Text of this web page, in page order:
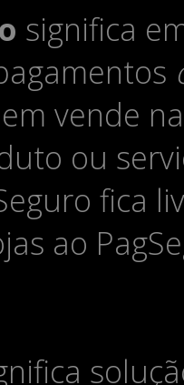
significa
vende
ou
fica
ao